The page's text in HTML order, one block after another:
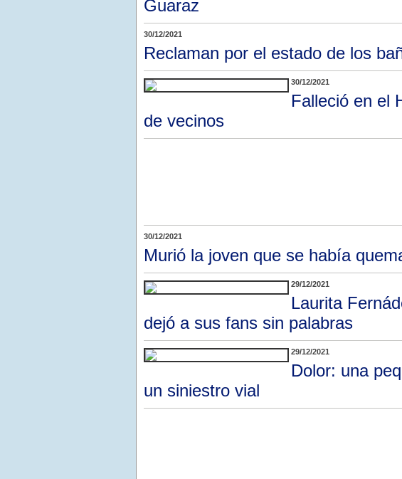
Guaraz
30/12/2021
Reclaman por el estado de los
30/12/2021
Falleció en el
de vecinos
30/12/2021
Murió la joven que se había
29/12/2021
Laurita
dejó a sus fans sin palabras
29/12/2021
Dolor: una
un siniestro vial